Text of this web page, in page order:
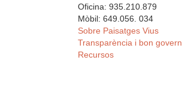
Oficina: 935.210.879
Mòbil: 649.056. 034
Sobre Paisatges Vius
Transparència i bon govern
Recursos